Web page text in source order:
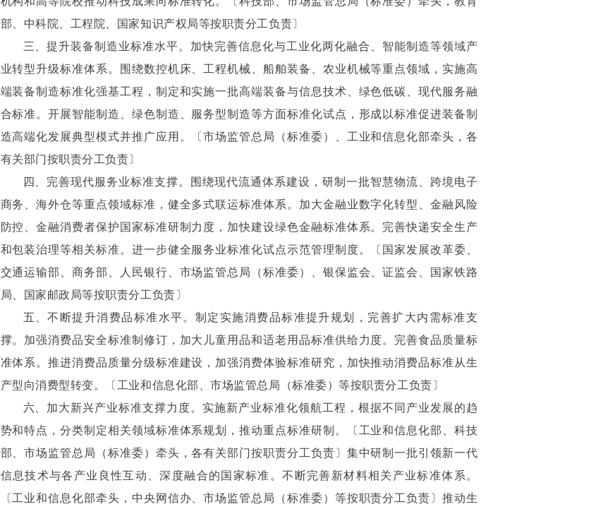
部、中科院、工程院、国家知识产权局等按职责分工负责〕
三、提升装备制造业标准水平。加快完善信息化与工业化两化融合、智能制造等领域产
业转型升级标准体系。围绕数控机床、工程机械、船舶装备、农业机械等重点领域，实施高
端装备制造标准化强基工程，制定和实施一批高端装备与信息技术、绿色低碳、现代服务融
合标准。开展智能制造、绿色制造、服务型制造等方面标准化试点，形成以标准促进装备制
造高端化发展典型模式并推广应用。〔市场监管总局（标准委）、工业和信息化部牵头，各
有关部门按职责分工负责〕
四、完善现代服务业标准支撑。围绕现代流通体系建设，研制一批智慧物流、跨境电子
商务、海外仓等重点领域标准，健全多式联运标准体系。加大金融业数字化转型、金融风险
防控、金融消费者保护国家标准研制力度，加快建设绿色金融标准体系。完善快递安全生产
和包装治理等相关标准。进一步健全服务业标准化试点示范管理制度。〔国家发展改革委、
交通运输部、商务部、人民银行、市场监管总局（标准委）、银保监会、证监会、国家铁路
局、国家邮政局等按职责分工负责〕
五、不断提升消费品标准水平。制定实施消费品标准提升规划，完善扩大内需标准支
撑。加强消费品安全标准制修订，加大儿童用品和适老用品标准供给力度。完善食品质量标
准体系。推进消费品质量分级标准建设，加强消费体验标准研究，加快推动消费品标准从生
产型向消费型转变。〔工业和信息化部、市场监管总局（标准委）等按职责分工负责〕
六、加大新兴产业标准支撑力度。实施新产业标准化领航工程，根据不同产业发展的趋
势和特点，分类制定相关领域标准体系规划，推动重点标准研制。〔工业和信息化部、科技
部、市场监管总局（标准委）牵头，各有关部门按职责分工负责〕集中研制一批引领新一代
信息技术与各产业良性互动、深度融合的国家标准。不断完善新材料相关产业标准体系。
〔工业和信息化部牵头，中央网信办、市场监管总局（标准委）等按职责分工负责〕推动生